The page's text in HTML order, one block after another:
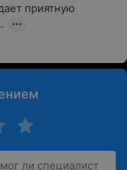
приятную